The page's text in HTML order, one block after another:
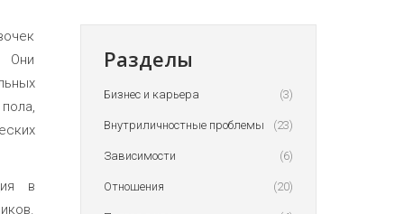
Они
в
Разделы
Бизнес и карьера (3)
Внутриличностные проблемы (23)
Зависимости (6)
Отношения (20)